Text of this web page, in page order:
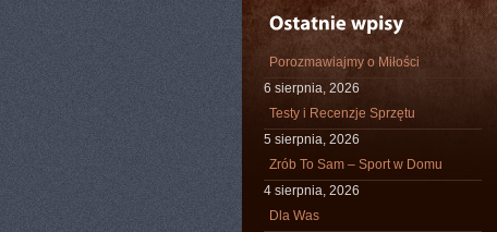
Porozmawiajmy o Miłości
6 sierpnia, 2026
Testy i Recenzje Sprzętu
5 sierpnia, 2026
Zrób To Sam – Sport w Domu
4 sierpnia, 2026
Dla Was